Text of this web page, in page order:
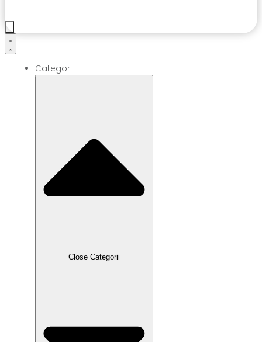
Categorii
Close Categorii